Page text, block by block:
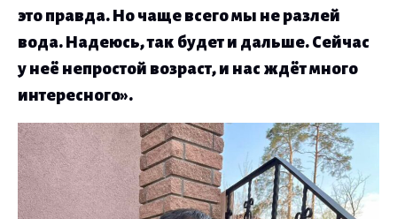
это правда. Но чаще всего мы не разлей
вода. Надеюсь, так будет и дальше. Сейчас
у неё непростой возраст, и нас ждёт много
интересного».